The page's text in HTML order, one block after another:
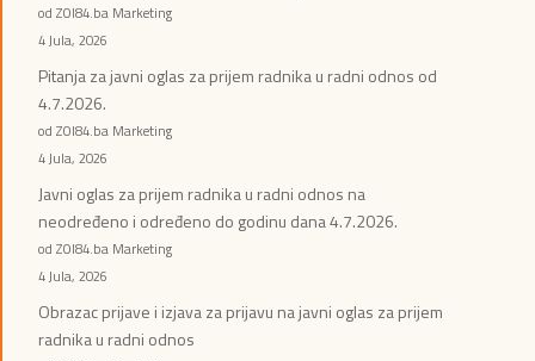
od ZOI84.ba Marketing
4 Jula, 2026
Pitanja za javni oglas za prijem radnika u radni odnos od
4.7.2026.
od ZOI84.ba Marketing
4 Jula, 2026
Javni oglas za prijem radnika u radni odnos na
neodređeno i određeno do godinu dana 4.7.2026.
od ZOI84.ba Marketing
4 Jula, 2026
Obrazac prijave i izjava za prijavu na javni oglas za prijem
radnika u radni odnos